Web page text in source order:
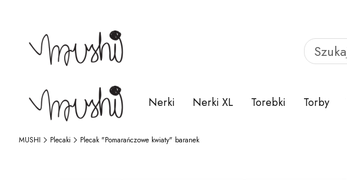
Nerki Nerki XL Torebki Torby
MUSHI Plecaki Plecak "Pomarańczowe kwiaty" baranek